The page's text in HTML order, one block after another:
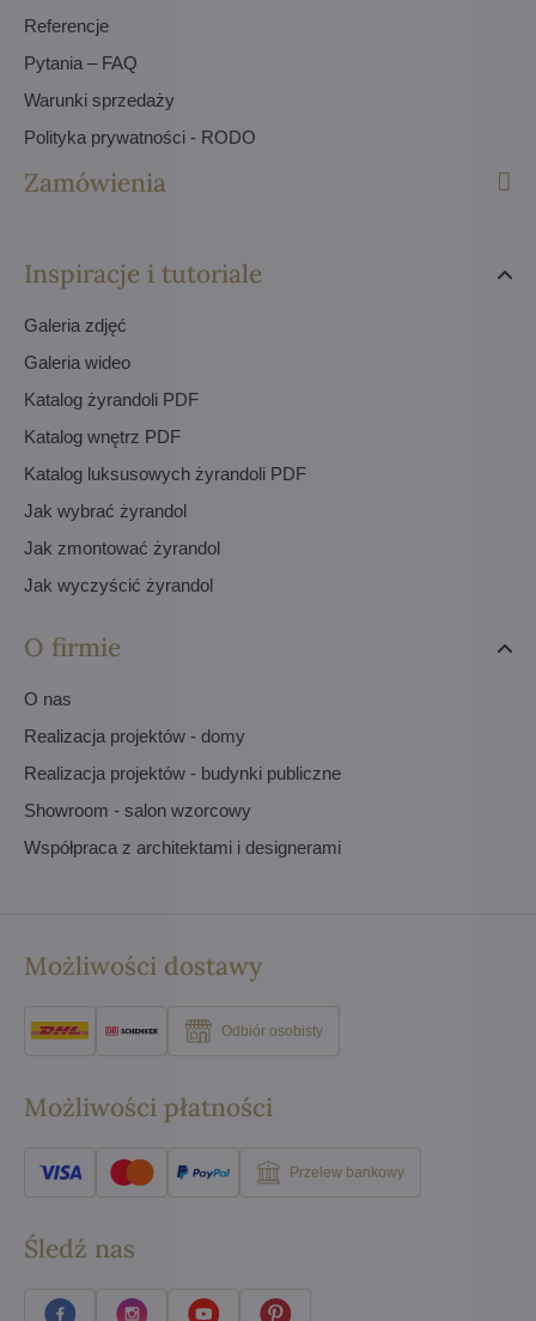
Referencje
Pytania – FAQ
Warunki sprzedaży
Polityka prywatności - RODO
Zamówienia
Inspiracje i tutoriale
Galeria zdjęć
Galeria wideo
Katalog żyrandoli PDF
Katalog wnętrz PDF
Katalog luksusowych żyrandoli PDF
Jak wybrać żyrandol
Jak zmontować żyrandol
Jak wyczyścić żyrandol
O firmie
O nas
Realizacja projektów - domy
Realizacja projektów - budynki publiczne
Showroom - salon wzorcowy
Współpraca z architektami i designerami
Możliwości dostawy
Odbiór osobisty
Możliwości płatności
Przelew bankowy
Śledź nas